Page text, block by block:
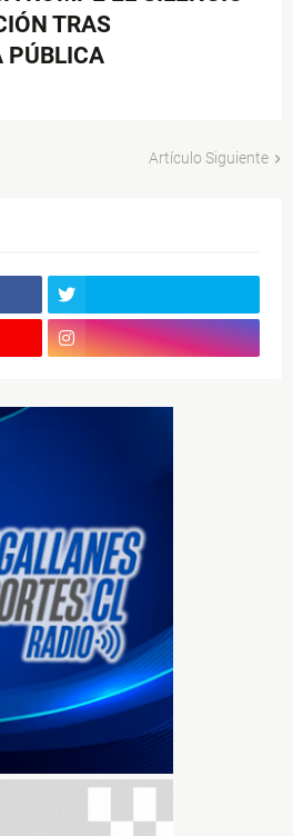
TRAS
PÚBLICA
Artículo Siguiente